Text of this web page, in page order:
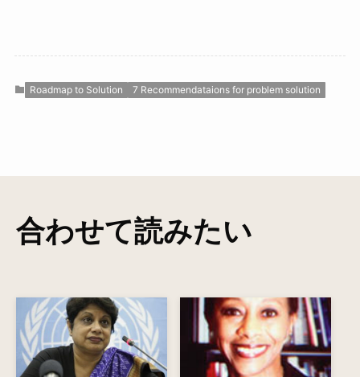
Roadmap to Solution 7 Recommendataions for problem solution
合わせて読みたい